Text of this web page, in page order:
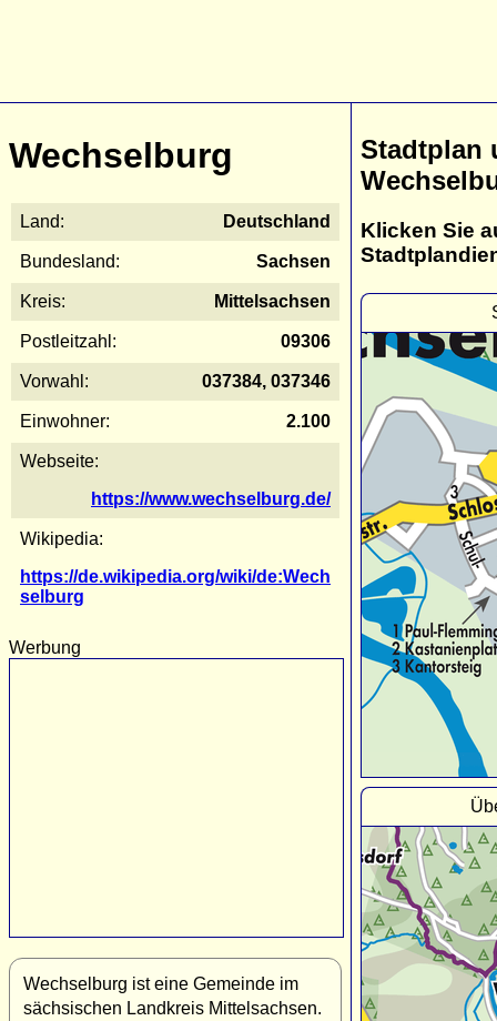
Wechselburg
Land: Deutschland
Bundesland: Sachsen
Kreis: Mittelsachsen
Postleitzahl: 09306
Vorwahl: 037384, 037346
Einwohner: 2.100
Webseite:
https://www.wechselburg.de/
Wikipedia:
https://de.wikipedia.org/wiki/de:Wech
selburg
Werbung
Wechselburg ist eine Gemeinde im
sächsischen Landkreis Mittelsachsen.
Stadtplan
Klicken Sie